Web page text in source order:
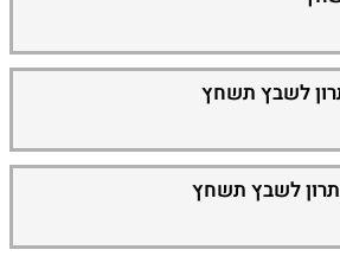
לשבץ תשחץ
לשבץ תשחץ